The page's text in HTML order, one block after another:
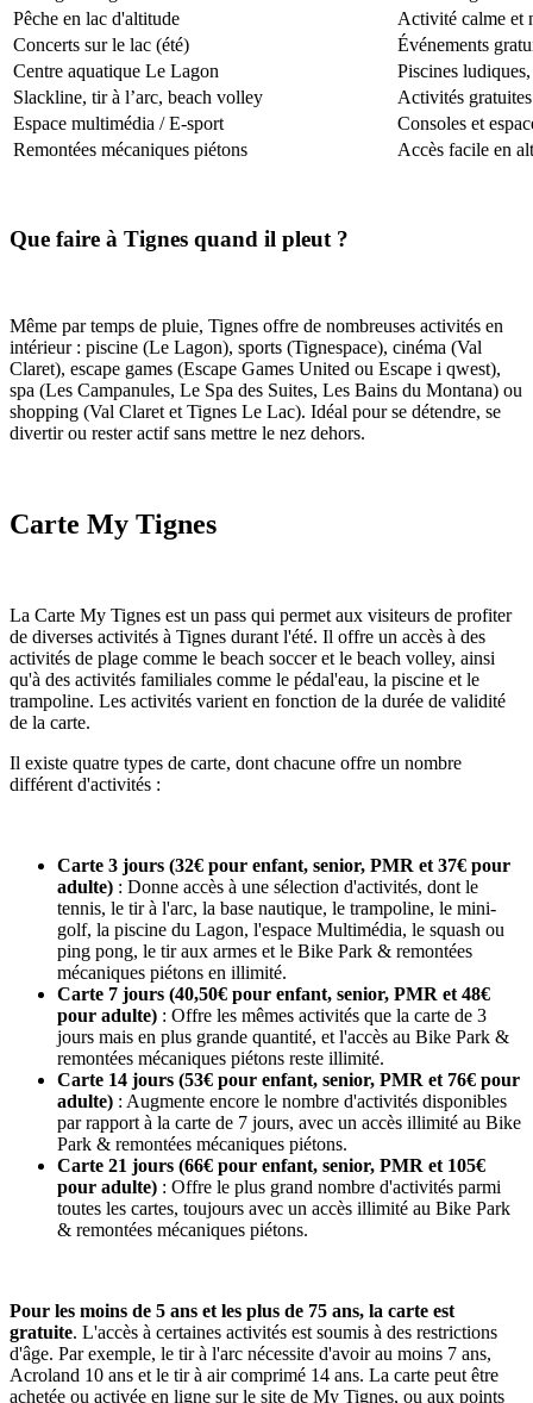
Pêche en lac d'altitude
Activité calme et
Concerts sur le lac (été)
Événements
Centre aquatique Le Lagon
Piscines
Slackline, tir à l’arc, beach volley
Activités
Espace multimédia / E‑sport
Consoles et
Remontées mécaniques piétons
Accès facile en
Que faire à Tignes quand il pleut ?
Même par temps de pluie, Tignes offre de nombreuses activités en
intérieur : piscine (Le Lagon), sports (Tignespace), cinéma (Val
Claret), escape games (Escape Games United ou Escape i qwest),
spa (Les Campanules, Le Spa des Suites, Les Bains du Montana) ou
shopping (Val Claret et Tignes Le Lac). Idéal pour se détendre, se
divertir ou rester actif sans mettre le nez dehors.
Carte My Tignes
La Carte My Tignes est un pass qui permet aux visiteurs de profiter
de diverses activités à Tignes durant l'été. Il offre un accès à des
activités de plage comme le beach soccer et le beach volley, ainsi
qu'à des activités familiales comme le pédal'eau, la piscine et le
trampoline. Les activités varient en fonction de la durée de validité
de la carte.
Il existe quatre types de carte, dont chacune offre un nombre
différent d'activités :
Carte 3 jours (32€ pour enfant, senior, PMR et 37€ pour
adulte) : Donne accès à une sélection d'activités, dont le
tennis, le tir à l'arc, la base nautique, le trampoline, le mini-
golf, la piscine du Lagon, l'espace Multimédia, le squash ou
ping pong, le tir aux armes et le Bike Park & remontées
mécaniques piétons en illimité.
Carte 7 jours (40,50€ pour enfant, senior, PMR et 48€
pour adulte) : Offre les mêmes activités que la carte de 3
jours mais en plus grande quantité, et l'accès au Bike Park &
remontées mécaniques piétons reste illimité.
Carte 14 jours (53€ pour enfant, senior, PMR et 76€ pour
adulte) : Augmente encore le nombre d'activités disponibles
par rapport à la carte de 7 jours, avec un accès illimité au Bike
Park & remontées mécaniques piétons.
Carte 21 jours (66€ pour enfant, senior, PMR et 105€
pour adulte) : Offre le plus grand nombre d'activités parmi
toutes les cartes, toujours avec un accès illimité au Bike Park
& remontées mécaniques piétons.
Pour les moins de 5 ans et les plus de 75 ans, la carte est
gratuite. L'accès à certaines activités est soumis à des restrictions
d'âge. Par exemple, le tir à l'arc nécessite d'avoir au moins 7 ans,
Acroland 10 ans et le tir à air comprimé 14 ans. La carte peut être
achetée ou activée en ligne sur le site de My Tignes, ou aux points